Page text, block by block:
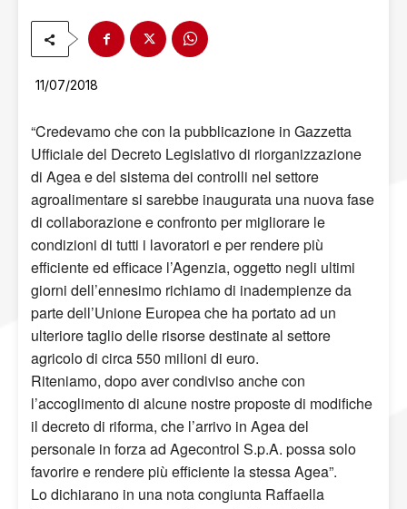
11/07/2018
“Credevamo che con la pubblicazione in Gazzetta
Ufficiale del Decreto Legislativo di riorganizzazione
di Agea e del sistema dei controlli nel settore
agroalimentare si sarebbe inaugurata una nuova fase
di collaborazione e confronto per migliorare le
condizioni di tutti i lavoratori e per rendere più
efficiente ed efficace l’Agenzia, oggetto negli ultimi
giorni dell’ennesimo richiamo di inadempienze da
parte dell’Unione Europea che ha portato ad un
ulteriore taglio delle risorse destinate al settore
agricolo di circa 550 milioni di euro.
Riteniamo, dopo aver condiviso anche con
l’accoglimento di alcune nostre proposte di modifiche
il decreto di riforma, che l’arrivo in Agea del
personale in forza ad Agecontrol S.p.A. possa solo
favorire e rendere più efficiente la stessa Agea”.
Lo dichiarano in una nota congiunta Raffaella